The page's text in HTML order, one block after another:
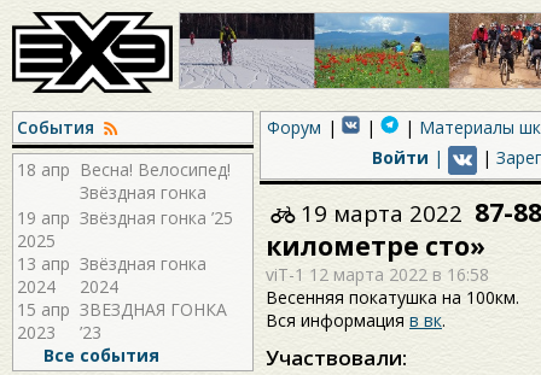
События
18 апр Весна! Велосипед!
Звёздная гонка
2026!
19 апр
2025
Звёздная гонка ’25
13 апр
2024
Звёздная гонка
2024
15 апр
2023
ЗВЕЗДНАЯ ГОНКА
’23
Все события
Форум
Материалы
Войти | |
19 марта 2022 87-
километре сто»
viT-1 12 марта 2022 в 16:58
Весенняя покатушка на 100км.
Вся информация в вк.
Участвовали: